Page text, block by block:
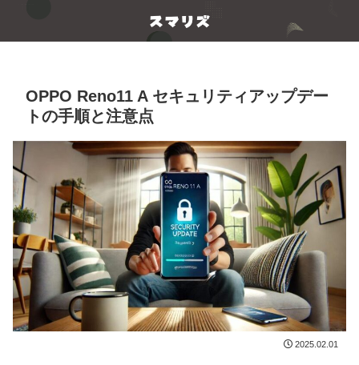
OPPO Reno11 A セキュリティアップデー
トの手順と注意点
2025.02.01